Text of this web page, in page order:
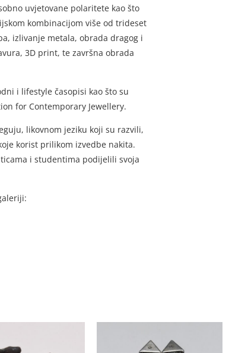
uvjetovane polaritete kao što
kombinacijom više od trideset
izlivanje metala, obrada dragog i
3D print, te završna obrada
i lifestyle časopisi kao što su
for Contemporary Jewellery.
likovnom jeziku koji su razvili,
korist prilikom izvedbe nakita.
i studentima podijelili svoja